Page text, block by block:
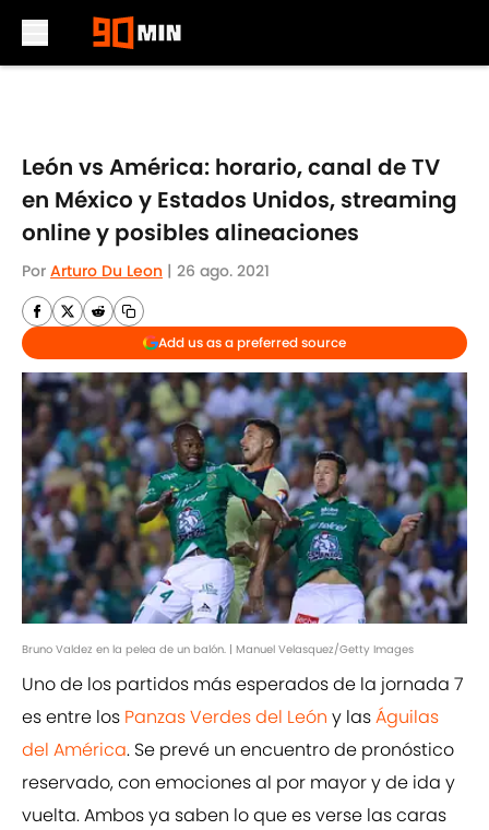
León vs América: horario, canal de TV
en México y Estados Unidos, streaming
online y posibles alineaciones
Por Arturo Du Leon | 26 ago. 2021
Add us as a preferred source
Bruno Valdez en la pelea de un balón. | Manuel Velasquez/Getty Images
Uno de los partidos más esperados de la jornada 7
es entre los Panzas Verdes del León y lasÁguilas
del América. Se prevé un encuentro de pronóstico
reservado, con emociones al por mayor y de ida y
vuelta. Ambos ya saben lo que es verse las caras